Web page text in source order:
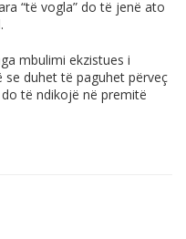
“të vogla” do të jenë ato
mbulimi ekzistues i
duhet të paguhet përveç
të ndikojë në premitë